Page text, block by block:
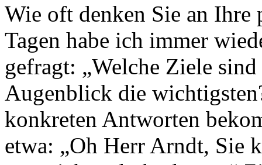
Wie oft denken Sie an Ihre
Tagen habe ich immer
gefragt: „Welche Ziele
Augenblick die
konkreten Antworten
etwa: „Oh Herr Arndt, Sie